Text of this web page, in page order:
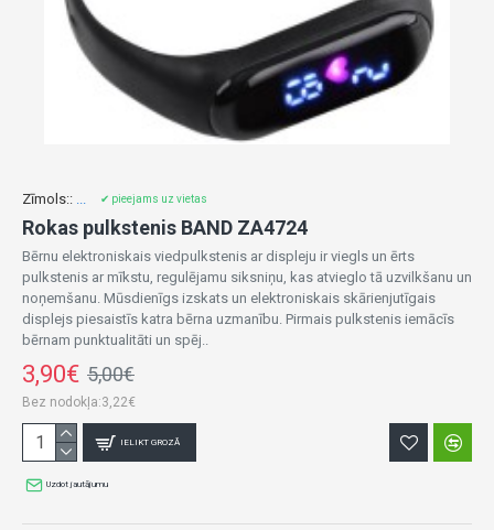
Zīmols:: ... ✔ pieejams uz vietas
Rokas pulkstenis BAND ZA4724
Bērnu elektroniskais viedpulkstenis ar displeju ir viegls un ērts
pulkstenis ar mīkstu, regulējamu siksniņu, kas atvieglo tā uzvilkšanu un
noņemšanu. Mūsdienīgs izskats un elektroniskais skārienjutīgais
displejs piesaistīs katra bērna uzmanību. Pirmais pulkstenis iemācīs
bērnam punktualitāti un spēj..
3,90€ 5,00€
Bez nodokļa:3,22€
IELIKT GROZĀ
Uzdot jautājumu